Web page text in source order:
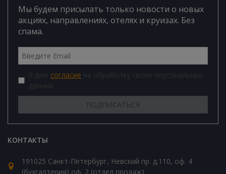
Мы будем присылать только новости о новых
акциях, направлениях, отелях и круизах. Без
спама.
Я даю согласие на обработку своих персональных
данных.
КОНТАКТЫ
191025 Санкт-Петербург, Невский пр. д.110, оф. 4
(бухгалтерия) оф. 2 (отдел продаж)